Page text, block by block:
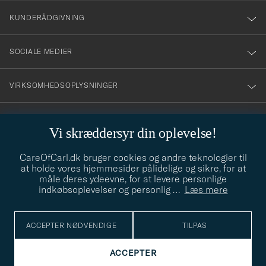
Vi skræddersyr din oplevelse!
CareOfCarl.dk bruger cookies og andre teknologier til
at holde vores hjemmesider pålidelige og sikre, for at
måle deres ydeevne, for at levere personlige
indkøbsoplevelser og personlig … Læs mere
ACCEPTER NØDVENDIGE TILPAS
ACCEPTER
nyhetsbrev!
KUNDERÅDGIVNING
SOCIALE MEDIER
VIRKSOMHEDSOPLYSNINGER
info@careofcarl.dk
Behøver du hjælp til at finde din stil? Lad os hjælpe dig, vi hjælper
gerne til!
STILRÅD